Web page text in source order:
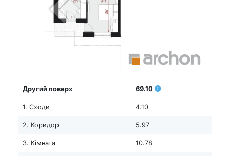
Другий поверх 69.10
1. Сходи 4.10
2. Коридор 5.97
3. Кімната 10.78